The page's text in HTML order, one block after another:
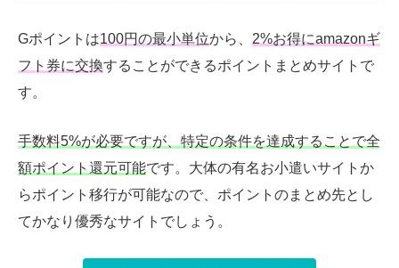
Gポイントは100円の最小単位から、 2%お得にamazonギ
フト券に交換することができるポイントまとめサイトで
す。
手数料5%が必要ですが、特定の条件を達成することで全
額ポイント還元可能です。大体の有名お小遣いサイトか
らポイント移行が可能なので、ポイントのまとめ先とし
てかなり優秀なサイトでしょう。